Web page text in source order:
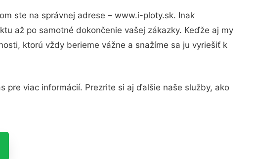
ste na správnej adrese – www.i-ploty.sk. Inak
až po samotné dokončenie vašej zákazky. Keďže aj my
ktorú vždy berieme vážne a snažíme sa ju vyriešiť k
pre viac informácií. Prezrite si aj ďalšie naše služby, ako